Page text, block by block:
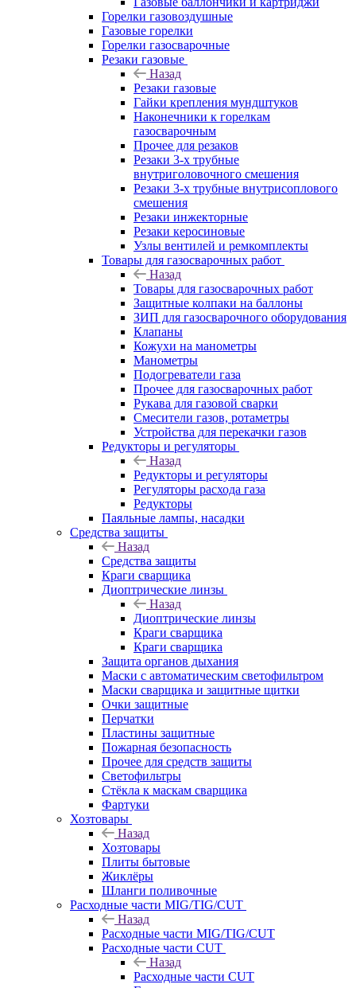
Горелки газовоздушные
Газовые горелки
Горелки газосварочные
Резаки газовые
Назад
Резаки газовые
Гайки крепления мундштуков
Наконечники к горелкам
газосварочным
Прочее для резаков
Резаки 3-х трубные
внутриголовочного смешения
Резаки 3-х трубные внутрисоплового
смешения
Резаки инжекторные
Резаки керосиновые
Узлы вентилей и ремкомплекты
Товары для газосварочных работ
Назад
Товары для газосварочных работ
Защитные колпаки на баллоны
ЗИП для газосварочного оборудования
Клапаны
Кожухи на манометры
Манометры
Подогреватели газа
Прочее для газосварочных работ
Рукава для газовой сварки
Смесители газов, ротаметры
Устройства для перекачки газов
Редукторы и регуляторы
Назад
Редукторы и регуляторы
Регуляторы расхода газа
Редукторы
Паяльные лампы, насадки
Средства защиты
Назад
Средства защиты
Краги сварщика
Диоптрические линзы
Назад
Диоптрические линзы
Краги сварщика
Краги сварщика
Защита органов дыхания
Маски с автоматическим светофильтром
Маски сварщика и защитные щитки
Очки защитные
Перчатки
Пластины защитные
Пожарная безопасность
Прочее для средств защиты
Светофильтры
Стёкла к маскам сварщика
Фартуки
Хозтовары
Назад
Хозтовары
Плиты бытовые
Жиклёры
Шланги поливочные
Расходные части MIG/TIG/CUT
Назад
Расходные части MIG/TIG/CUT
Расходные части CUT
Назад
Расходные части CUT